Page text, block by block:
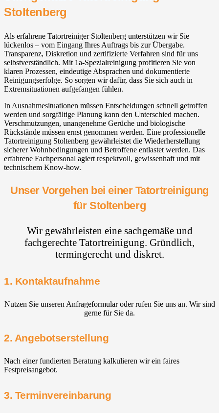
Stoltenberg
Als erfahrene Tatortreiniger Stoltenberg unterstützen wir Sie
lückenlos – vom Eingang Ihres Auftrags bis zur Übergabe.
Transparenz, Diskretion und zertifizierte Verfahren sind für uns
selbstverständlich. Mit 1a-Spezialreinigung profitieren Sie von
klaren Prozessen, eindeutige Absprachen und dokumentierte
Reinigungserfolge. So sorgen wir dafür, dass Sie sich auch in
Extremsituationen aufgefangen fühlen.
In Ausnahmesituationen müssen Entscheidungen schnell getroffen
werden und sorgfältige Planung kann den Unterschied machen.
Verschmutzungen, unangenehme Gerüche und biologische
Rückstände müssen ernst genommen werden. Eine professionelle
Tatortreinigung Stoltenberg gewährleistet die Wiederherstellung
sicherer Wohnbedingungen und Betroffene entlastet werden. Das
erfahrene Fachpersonal agiert respektvoll, gewissenhaft und mit
technischem Know-how.
Unser Vorgehen bei einer Tatortreinigung
für Stoltenberg
Wir gewährleisten eine sachgemäße und
fachgerechte Tatortreinigung. Gründlich,
termingerecht und diskret.
1. Kontaktaufnahme
Nutzen Sie unseren Anfrageformular oder rufen Sie uns an. Wir sind
gerne für Sie da.
2. Angebotserstellung
Nach einer fundierten Beratung kalkulieren wir ein faires
Festpreisangebot.
3. Terminvereinbarung